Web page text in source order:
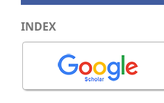
INDEX